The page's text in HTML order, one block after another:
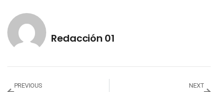
Redacción 01
PREVIOUS NEXT